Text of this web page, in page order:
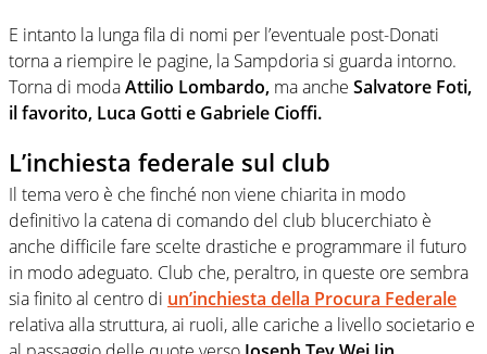
E intanto la lunga fila di nomi per l’eventuale post-Donati
torna a riempire le pagine, la Sampdoria si guarda intorno.
Torna di modaAttilio Lombardo, ma anche Salvatore Foti,
il favorito, Luca Gotti e Gabriele Cioffi.
L’inchiesta federale sul club
Il tema vero è che finché non viene chiarita in modo
definitivo la catena di comando del club blucerchiato è
anche difficile fare scelte drastiche e programmare il futuro
in modo adeguato. Club che, peraltro, in queste ore sembra
sia finito al centro di un’inchiesta della Procura Federale
relativa alla struttura, ai ruoli, alle cariche a livello societario e